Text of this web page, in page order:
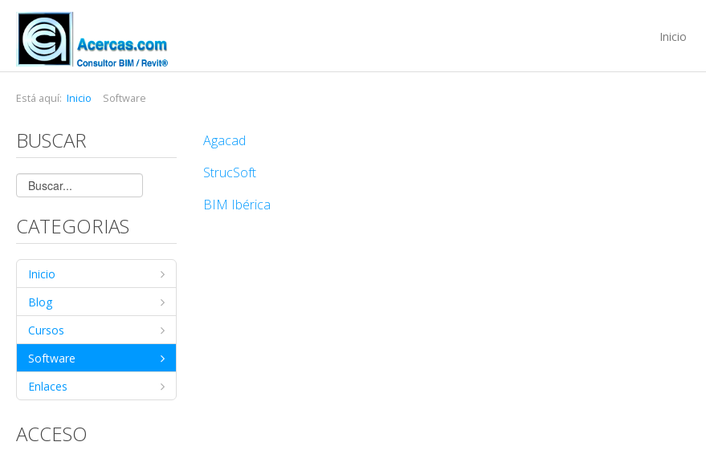
Inicio
Está aquí: Inicio Software
BUSCAR
CATEGORIAS
Inicio
Blog
Cursos
Software
Enlaces
ACCESO
Agacad
StrucSoft
BIM Ibérica